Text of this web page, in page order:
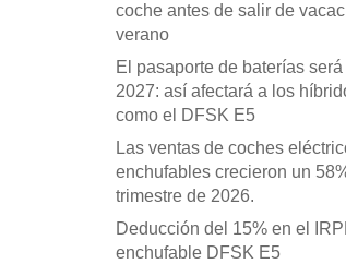
coche antes de salir de
verano
El pasaporte de baterías
2027: así afectará a los
como el DFSK E5
Las ventas de coches
enchufables crecieron un
trimestre de 2026.
Deducción del 15% en el
enchufable DFSK E5